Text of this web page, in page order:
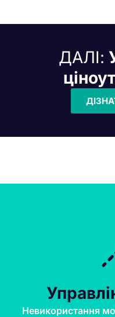
ДАЛІ:
Невикористання